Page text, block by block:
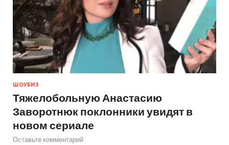
ШОУБИЗ
Тяжелобольную Анастасию
Заворотнюк поклонники увидят в
новом сериале
Оставьте комментарий